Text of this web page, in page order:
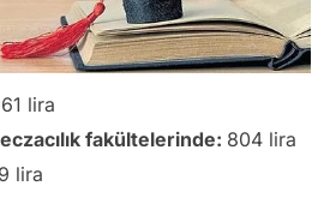
lira
fakültelerinde: 804 lira
lira